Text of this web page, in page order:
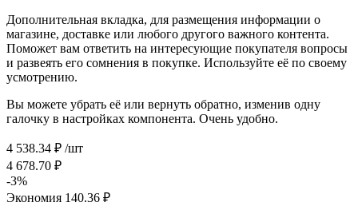
Дополнительная вкладка, для размещения информации о
магазине, доставке или любого другого важного контента.
Поможет вам ответить на интересующие покупателя вопросы
и развеять его сомнения в покупке. Используйте её по своему
усмотрению.
Вы можете убрать её или вернуть обратно, изменив одну
галочку в настройках компонента. Очень удобно.
4 538.34 ₽ /шт
4 678.70 ₽
-3%
Экономия 140.36 ₽